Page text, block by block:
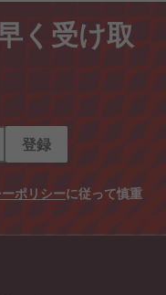
く受け取
登録
ポリシーに従って慎重